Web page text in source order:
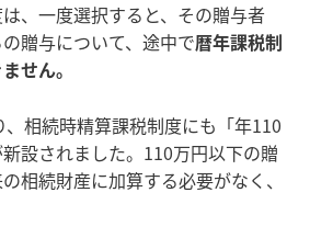
、一度選択すると、その贈与者
の贈与について、途中で暦年課税制
せん。
相続時精算課税制度にも「年110
設されました。110万円以下の贈
相続財産に加算する必要がなく、